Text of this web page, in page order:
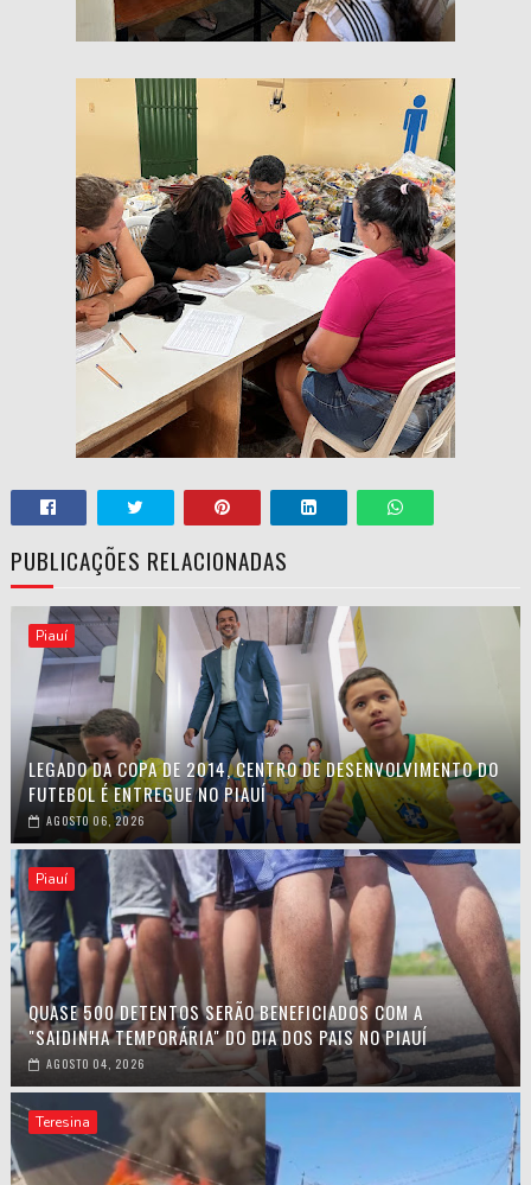
PUBLICAÇÕES RELACIONADAS
Piauí
LEGADO DA COPA DE 2014, CENTRO DE DESENVOLVIMENTO DO
FUTEBOL É ENTREGUE NO PIAUÍ
AGOSTO 06, 2026
Piauí
QUASE 500 DETENTOS SERÃO BENEFICIADOS COM A
"SAIDINHA TEMPORÁRIA" DO DIA DOS PAIS NO PIAUÍ
AGOSTO 04, 2026
Teresina